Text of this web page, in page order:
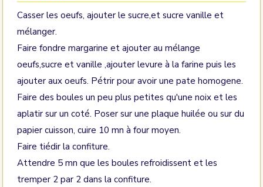
Casser les oeufs, ajouter le sucre,et sucre vanille et
mélanger.
Faire fondre margarine et ajouter au mélange
oeufs,sucre et vanille ,ajouter levure à la farine puis les
ajouter aux oeufs. Pétrir pour avoir une pate homogene.
Faire des boules un peu plus petites qu'une noix et les
aplatir sur un coté. Poser sur une plaque huilée ou sur du
papier cuisson, cuire 10 mn à four moyen.
Faire tiédir la confiture.
Attendre 5 mn que les boules refroidissent et les
tremper 2 par 2 dans la confiture.